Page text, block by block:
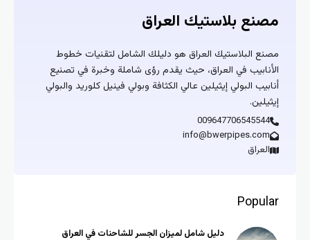
مصنع بلاستيك العراق
مصنع البلاستيك العراق هو دليلك الشامل لتقنيات خطوط
الأنابيب في العراق، حيث يقدم رؤى شاملة وخبرة في تصنيع
أنابيب البولي إيثيلين عالي الكثافة وبولي فينيل كلوريد والبولي
إيثيلين.
009647706545544
info@bwerpipes.com
العراق
Popular
دليل شامل لميزان الجسر للشاحنات في العراق